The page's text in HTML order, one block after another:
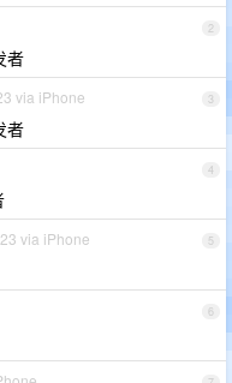
2
者
3
via iPhone
者
4
5
via iPhone
6